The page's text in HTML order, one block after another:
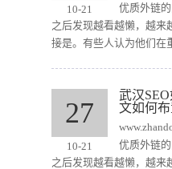
10-21
优质外链
之后发现越看越懒，越来
接是。有些人认为他们在
27
10-21
武汉
文如何
优质外链
之后发现越看越懒，越来